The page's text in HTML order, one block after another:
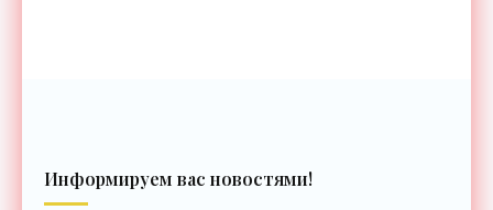
Информируем вас новостями!